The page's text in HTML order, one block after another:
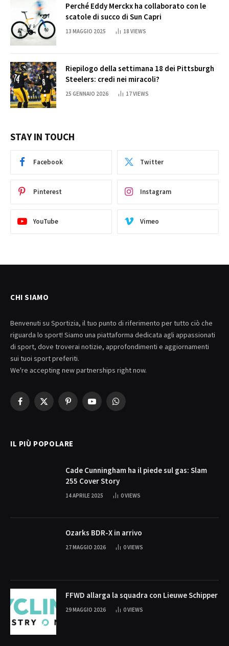
Perché Eddy Merckx ha collaborato con le
scatole di succo di Sun Capri
13 MAGGIO 2025 18 VIEWS
Riepilogo della settimana 18 dei Pittsburgh
Steelers: credi nei miracoli?
25 GENNAIO 2026 17VIEWS
STAY IN TOUCH
Facebook Twitter
Pinterest Instagram
YouTube Vimeo
CHI SIAMO
Benvenuti su Sportizia, il tuo punto di riferimento per tutto ciò che
riguarda lo sport! Siamo una piattaforma dedicata agli appassionati
di sport, dove troverai notizie, approfondimenti e aggiornamenti
sui tuoi sport preferiti.
We're accepting new partnerships right now.
Facebook
X
PinterestYouTubeWhatsApp
IL PIÙ POPOLARE
Cade Cunningham ha il piede sul gas: Slam
255 Cover Story
14 APRILE 2025 0VIEWS
Ozarks BDR-X in arrivo
27 MAGGIO 2026 0VIEWS
FFWD allarga la squadra con Lieuwe Schipper
29 MAGGIO 2026 0VIEWS